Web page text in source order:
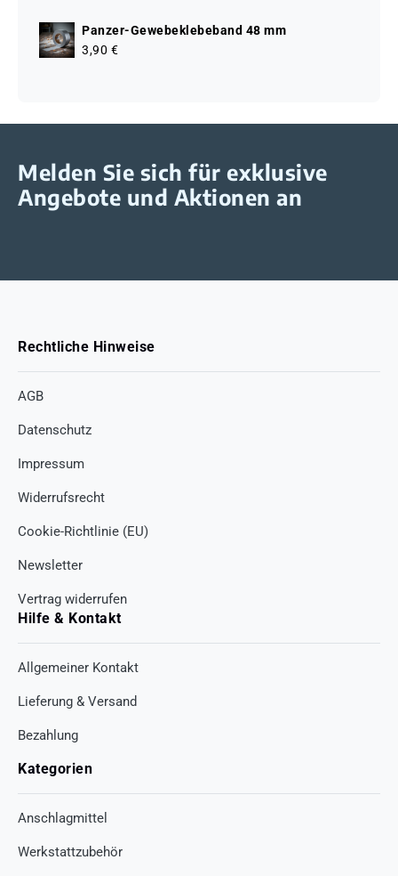
Panzer-Gewebeklebeband 48 mm
3,90 €
Melden Sie sich für exklusive
Angebote und Aktionen an
Rechtliche Hinweise
AGB
Datenschutz
Impressum
Widerrufsrecht
Cookie-Richtlinie (EU)
Newsletter
Vertrag widerrufen
Hilfe & Kontakt
Allgemeiner Kontakt
Lieferung & Versand
Bezahlung
Kategorien
Anschlagmittel
Werkstattzubehör